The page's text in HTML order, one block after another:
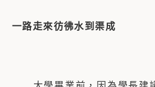
一路走來彷彿水到渠成